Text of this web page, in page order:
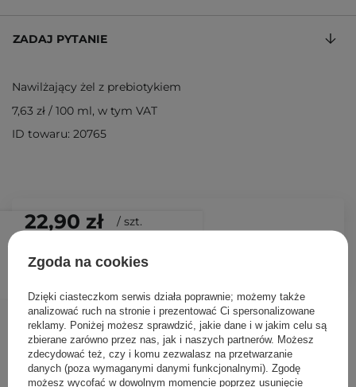
22,90 zł / szt.
ZADAJ PYTANIE
Nawilżający żel z prebiotykiem
7,63 zł / 100 ml, w tym VAT
ID towaru: 20765
Inni klienci sprawdzali również
Zgoda na cookies
Dzięki ciasteczkom serwis działa poprawnie; możemy także
analizować ruch na stronie i prezentować Ci spersonalizowane
reklamy. Poniżej możesz sprawdzić, jakie dane i w jakim celu są
zbierane zarówno przez nas, jak i naszych partnerów. Możesz
zdecydować też, czy i komu zezwalasz na przetwarzanie
danych (poza wymaganymi danymi funkcjonalnymi). Zgodę
możesz wycofać w dowolnym momencie poprzez usunięcie